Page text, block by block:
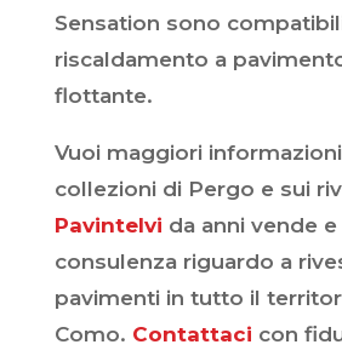
Sensation sono
riscaldamento a
flottante.
Vuoi maggiori
collezioni di Pergo e sui
Pavintelvi da anni vende
consulenza riguardo a
pavimenti in tutto il
Como. Contattaci con